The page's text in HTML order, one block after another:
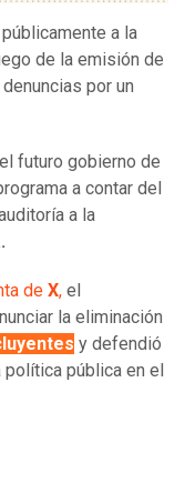
a la
de la emisión de
por un
futuro gobierno de
a contar del
a la
de X, el
la eliminación
y defendió
pública en el